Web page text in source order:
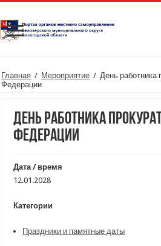
Главная / Мероприятие / День работника
Федерации
День работника
Федерации
Дата / время
12.01.2028
Категории
Праздники и памятные даты